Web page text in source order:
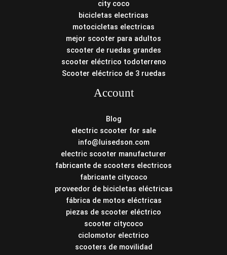
city coco
bicicletas electricas
motocicletas electricas
mejor scooter para adultos
scooter de ruedas grandes
scooter eléctrico todoterreno
Scooter eléctrico de 3 ruedas
Account
Blog
electric scooter for sale
info@luisedson.com
electric scooter manufacturer
fabricante de scooters electricos
fabricante citycoco
proveedor de bicicletas eléctricas
fábrica de motos eléctricas
piezas de scooter eléctrico
scooter citycoco
ciclomotor electrico
scooters de movilidad